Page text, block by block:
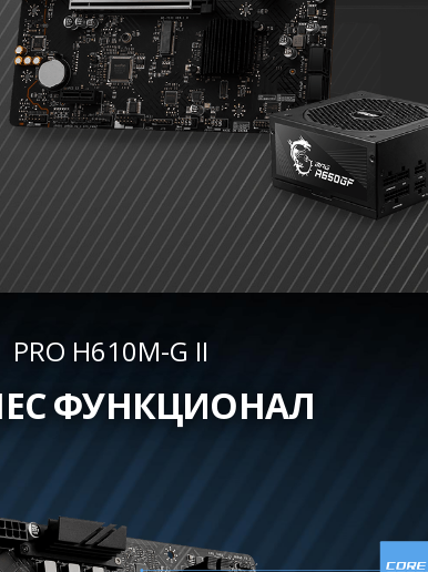
PRO H610M-G II
ФУНКЦИОНАЛ